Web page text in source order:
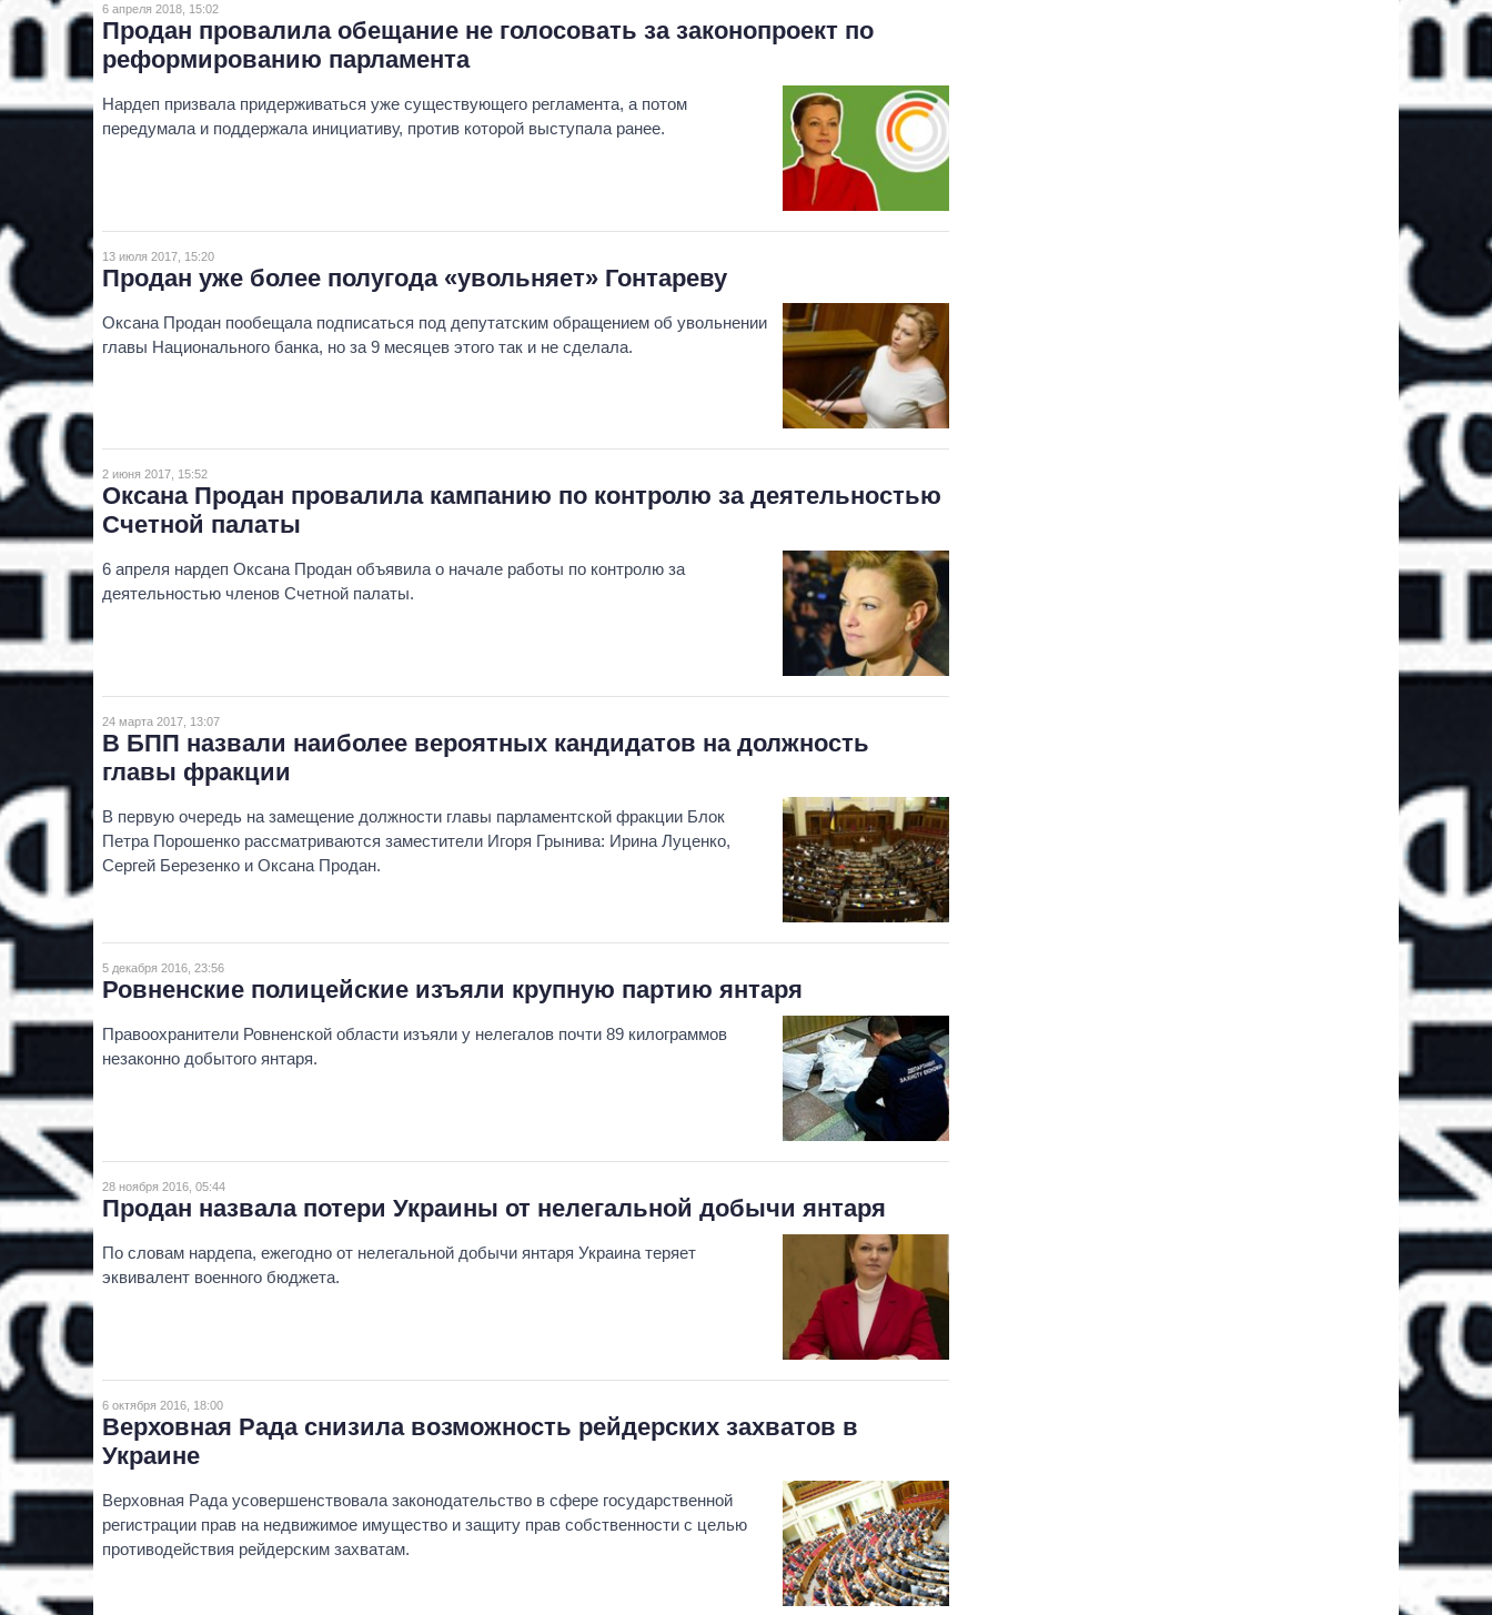
6 апреля 2018, 15:02
Продан провалила обещание не голосовать за законопроект по
реформированию парламента
Нардеп призвала придерживаться уже существующего регламента, а потом
передумала и поддержала инициативу, против которой выступала ранее.
13 июля 2017, 15:20
Продан уже более полугода «увольняет» Гонтареву
Оксана Продан пообещала подписаться под депутатским обращением об увольнении
главы Национального банка, но за 9 месяцев этого так и не сделала.
2 июня 2017, 15:52
Оксана Продан провалила кампанию по контролю за деятельностью
Счетной палаты
6 апреля нардеп Оксана Продан объявила о начале работы по контролю за
деятельностью членов Счетной палаты.
24 марта 2017, 13:07
В БПП назвали наиболее вероятных кандидатов на должность
главы фракции
В первую очередь на замещение должности главы парламентской фракции Блок
Петра Порошенко рассматриваются заместители Игоря Грынива: Ирина Луценко,
Сергей Березенко и Оксана Продан.
5 декабря 2016, 23:56
Ровненские полицейские изъяли крупную партию янтаря
Правоохранители Ровненской области изъяли у нелегалов почти 89 килограммов
незаконно добытого янтаря.
28 ноября 2016, 05:44
Продан назвала потери Украины от нелегальной добычи янтаря
По словам нардепа, ежегодно от нелегальной добычи янтаря Украина теряет
эквивалент военного бюджета.
6 октября 2016, 18:00
Верховная Рада снизила возможность рейдерских захватов в
Украине
Верховная Рада усовершенствовала законодательство в сфере государственной
регистрации прав на недвижимое имущество и защиту прав собственности с целью
противодействия рейдерским захватам.